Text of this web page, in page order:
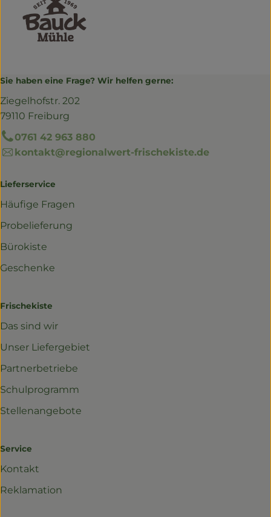
Sie haben eine Frage? Wir helfen gerne:
Ziegelhofstr. 202
79110 Freiburg
0761 42 963 880
kontakt@regionalwert-frischekiste.de
Lieferservice
Häufige Fragen
Probelieferung
Bürokiste
Geschenke
Frischekiste
Das sind wir
Unser Liefergebiet
Partnerbetriebe
Schulprogramm
Stellenangebote
Service
Kontakt
Reklamation